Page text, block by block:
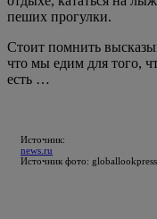
пеших прогулки.
Стоит помнить
что мы едим для того,
есть …
Источник:
news.ru
Источник фото: